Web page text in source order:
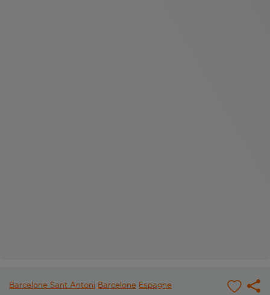
Barcelone Sant Antoni Barcelone Espagne